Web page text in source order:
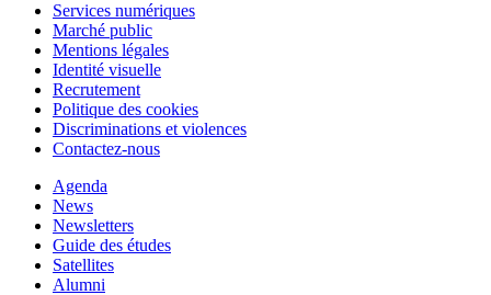
Services numériques
Marché public
Mentions légales
Identité visuelle
Recrutement
Politique des cookies
Discriminations et violences
Contactez-nous
Agenda
News
Newsletters
Guide des études
Satellites
Alumni